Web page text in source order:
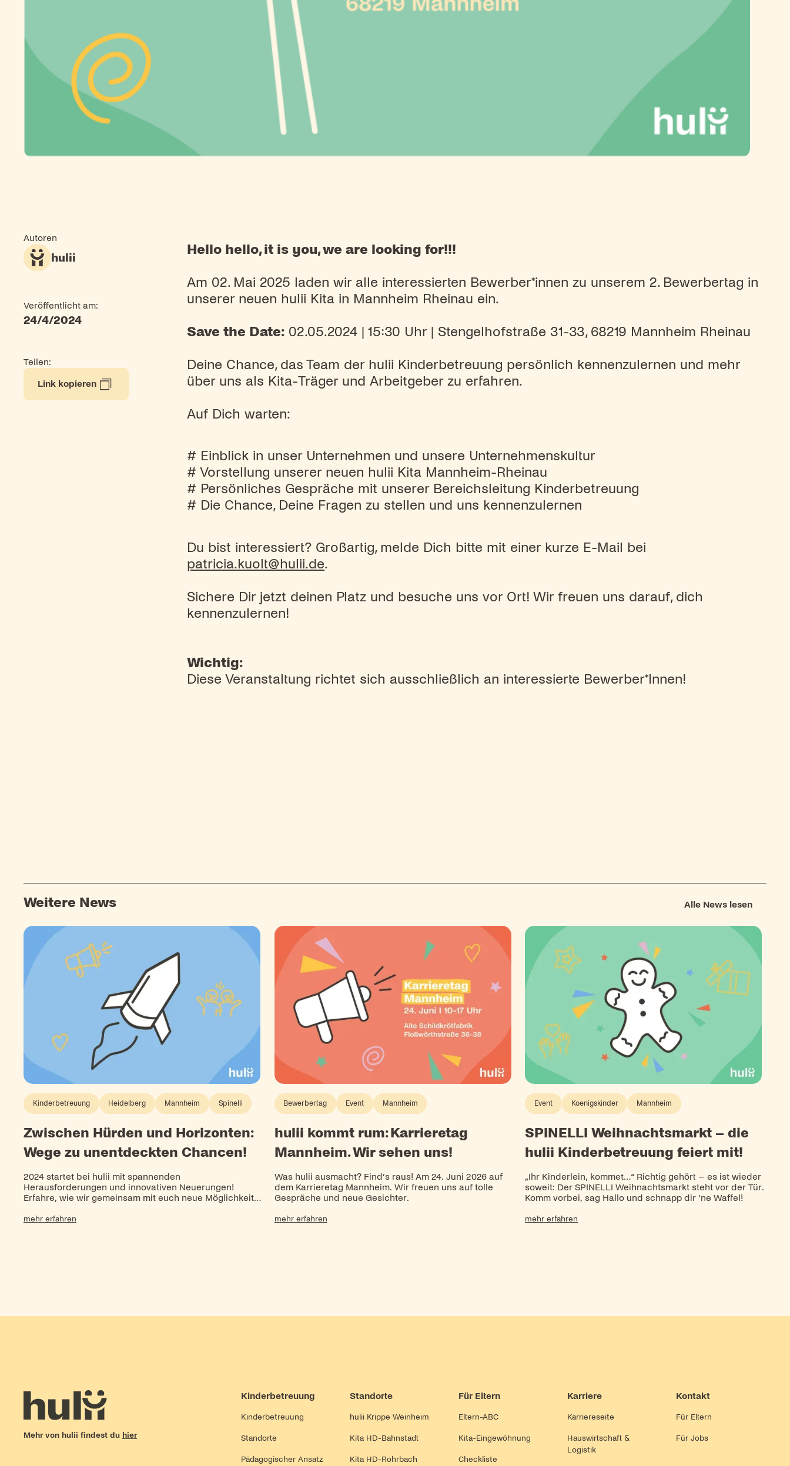
Autoren
hulii
Veröffentlicht am:
24/4/2024
Teilen:
Link kopieren
Hello hello, it is you, we are looking for!!!
Am 02. Mai 2025 laden wir alle interessierten Bewerber*innen zu unserem 2. Bewerbertag in
unserer neuen hulii Kita in Mannheim Rheinau ein.
Save the Date: 02.05.2024 | 15:30 Uhr | Stengelhofstraße 31-33, 68219 Mannheim Rheinau
Deine Chance, das Team der hulii Kinderbetreuung persönlich kennenzulernen und mehr
über uns als Kita-Träger und Arbeitgeber zu erfahren.
Auf Dich warten:
# Einblick in unser Unternehmen und unsere Unternehmenskultur
# Vorstellung unserer neuen hulii Kita Mannheim-Rheinau
# Persönliches Gespräche mit unserer Bereichsleitung Kinderbetreuung
# Die Chance, Deine Fragen zu stellen und uns kennenzulernen
Du bist interessiert? Großartig, melde Dich bitte mit einer kurze E-Mail bei
patricia.kuolt@hulii.de.
Sichere Dir jetzt deinen Platz und besuche uns vor Ort! Wir freuen uns darauf, dich
kennenzulernen!
Wichtig:
Diese Veranstaltung richtet sich ausschließlich an interessierte Bewerber*Innen!
Weitere News Alle News lesen
Kinderbetreuung Heidelberg Mannheim Spinelli
Zwischen Hürden und Horizonten:
Wege zu unentdeckten Chancen!
2024 startet bei hulii mit spannenden
Herausforderungen und innovativen Neuerungen!
Erfahre, wie wir gemeinsam mit euch neue Möglichkeiten
eröffnen.
mehr erfahren
Bewerbertag Event Mannheim
hulii kommt rum: Karrieretag
Mannheim. Wir sehen uns!
Was hulii ausmacht? Find’s raus! Am 24. Juni 2026 auf
dem Karrieretag Mannheim. Wir freuen uns auf tolle
Gespräche und neue Gesichter.
mehr erfahren
Event Koenigskinder Mannheim
SPINELLI Weihnachtsmarkt – die
hulii Kinderbetreuung feiert mit!
„Ihr Kinderlein, kommet…“ Richtig gehört – es ist wieder
soweit: Der SPINELLI Weihnachtsmarkt steht vor der Tür.
Komm vorbei, sag Hallo und schnapp dir ’ne Waffel!
mehr erfahren
Mehr von hulii findest du hier
Kinderbetreuung
Kinderbetreuung
Standorte
Pädagogischer Ansatz
Standorte
hulii Krippe Weinheim
Kita HD-Bahnstadt
Kita HD-Rohrbach
Für Eltern
Eltern-ABC
Kita-Eingewöhnung
Checkliste
Karriere
Karriereseite
Hauswirtschaft &
Logistik
Kontakt
Für Eltern
Für Jobs